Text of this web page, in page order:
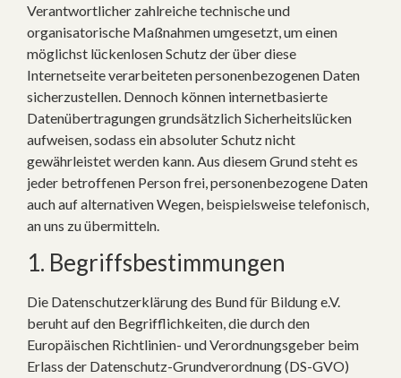
Verantwortlicher zahlreiche technische und
organisatorische Maßnahmen umgesetzt, um einen
möglichst lückenlosen Schutz der über diese
Internetseite verarbeiteten personenbezogenen Daten
sicherzustellen. Dennoch können internetbasierte
Datenübertragungen grundsätzlich Sicherheitslücken
aufweisen, sodass ein absoluter Schutz nicht
gewährleistet werden kann. Aus diesem Grund steht es
jeder betroffenen Person frei, personenbezogene Daten
auch auf alternativen Wegen, beispielsweise telefonisch,
an uns zu übermitteln.
1. Begriffsbestimmungen
Die Datenschutzerklärung des Bund für Bildung e.V.
beruht auf den Begrifflichkeiten, die durch den
Europäischen Richtlinien- und Verordnungsgeber beim
Erlass der Datenschutz-Grundverordnung (DS-GVO)